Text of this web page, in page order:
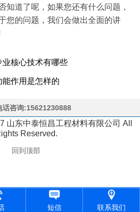
知道了呢，如果您还有什么问题，
您的问题，我们会做出全面的讲
核心技术有哪些
能作用是怎样的
话咨询:15621230888
山东中泰恒昌工程材料有限公司 All
Reserved.
回到顶部
短信 联系我们